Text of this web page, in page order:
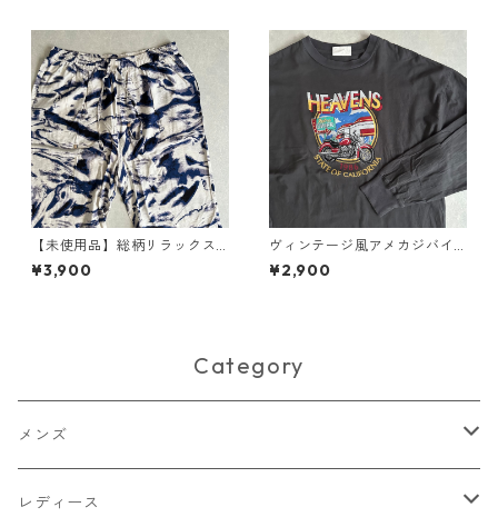
【未使用品】総柄リラックス
イージーパンツ 総柄 2 古着 メ
ンズ
¥3,900
ヴィンテージ風アメカジバイ
クプリントクルーネックロン
グスリーブカットソー長袖Tシ
¥2,900
Category
メンズ
トップス
レディース